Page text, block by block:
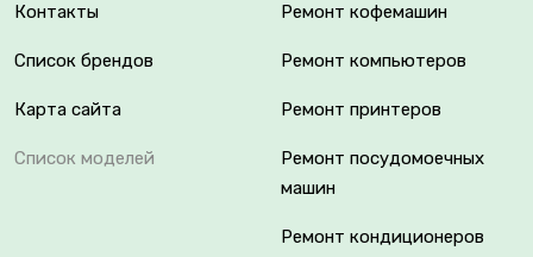
Контакты
Список брендов
Карта сайта
Список моделей
Ремонт кофемашин
Ремонт компьютеров
Ремонт принтеров
Ремонт посудомоечных
машин
Ремонт кондиционеров